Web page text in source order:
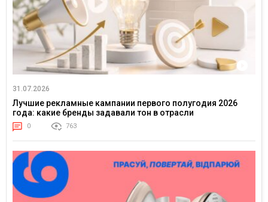
31.07.2026
Лучшие рекламные кампании первого полугодия 2026
года: какие бренды задавали тон в отрасли
0 763